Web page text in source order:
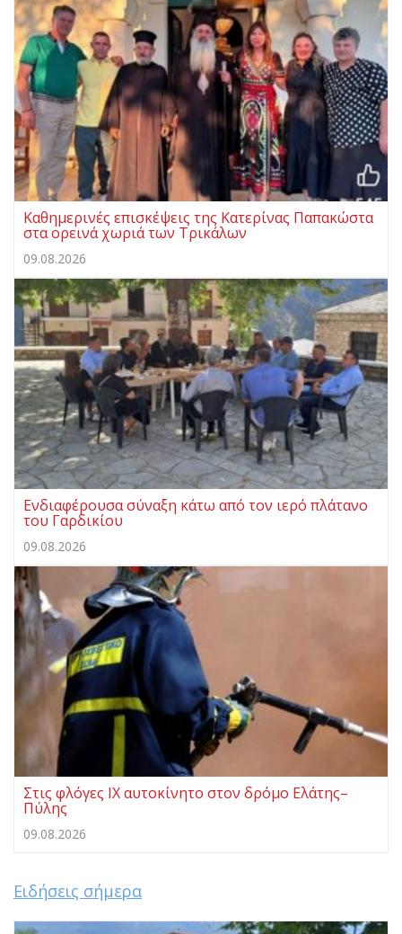
Καθημερινές επισκέψεις της Κατερίνας Παπακώστα
στα ορεινά χωριά των Τρικάλων
09.08.2026
Ενδιαφέρουσα σύναξη κάτω από τον ιερό πλάτανο
του Γαρδικίου
09.08.2026
Στις φλόγες ΙΧ αυτοκίνητο στον δρόμο Ελάτης–
Πύλης
09.08.2026
Ειδήσεις σήμερα